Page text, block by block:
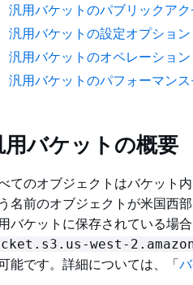
汎用バケットのパブリックア
汎用バケットの設定オプション
汎用バケットのオペレーション
汎用バケットのパフォーマン
用バケットの概要
てのオブジェクトはバケット
名前のオブジェクトが米国西
バケットに保存されている場
west-
能です。詳細については、「